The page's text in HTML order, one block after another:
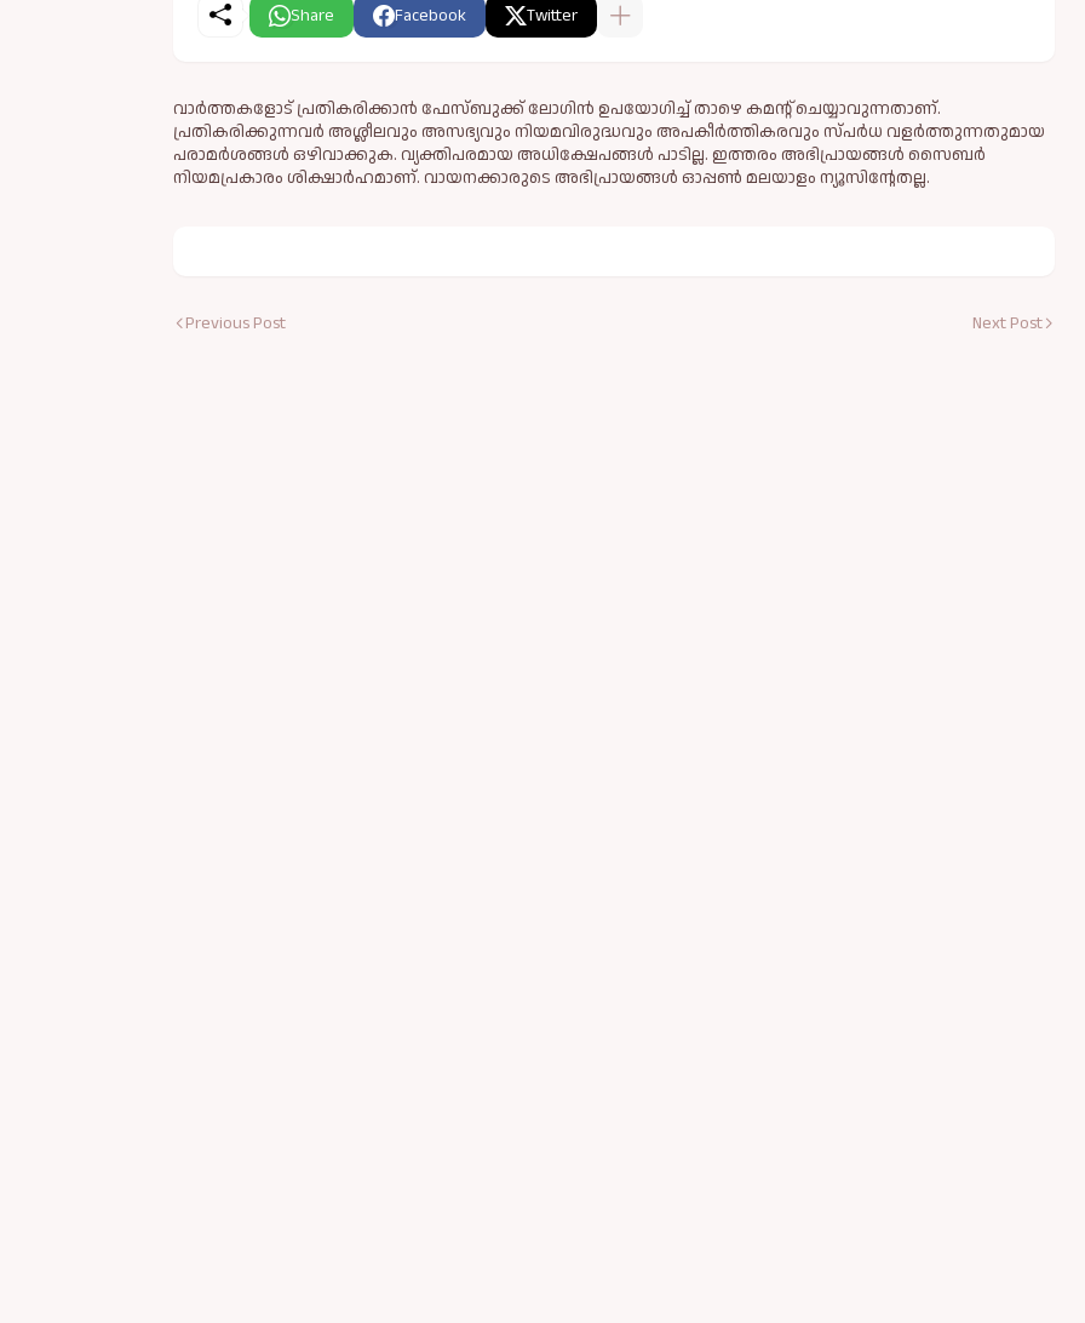
Share Facebook Twitter
വാർത്തകളോട് പ്രതികരിക്കാൻ ഫേസ്ബുക്ക് ലോഗിൻ ഉപയോഗിച്ച് താഴെ കമന്റ് ചെയ്യാവുന്നതാണ്.
പ്രതികരിക്കുന്നവര്‍ അശ്ലീലവും അസഭ്യവും നിയമവിരുദ്ധവും അപകീര്‍ത്തികരവും സ്പര്‍ധ വളര്‍ത്തുന്നതുമായ
പരാമര്‍ശങ്ങള്‍ ഒഴിവാക്കുക. വ്യക്തിപരമായ അധിക്ഷേപങ്ങള്‍ പാടില്ല. ഇത്തരം അഭിപ്രായങ്ങള്‍ സൈബര്‍
നിയമപ്രകാരം ശിക്ഷാര്‍ഹമാണ്. വായനക്കാരുടെ അഭിപ്രായങ്ങള്‍ ഓപ്പൺ മലയാളം ന്യൂസിന്റേതല്ല.
Previous Post Next Post